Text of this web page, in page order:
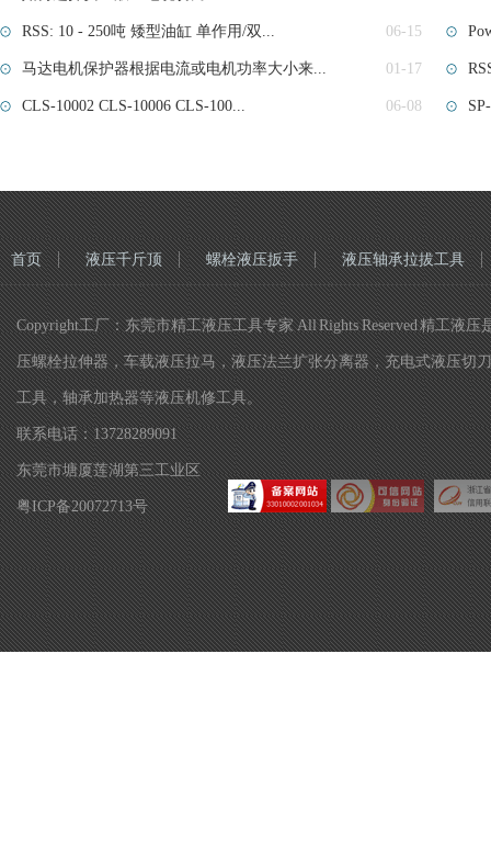
RSS: 10 - 250吨 矮型油缸 单作用/双... 06-15
马达电机保护器根据电流或电机功率大小来... 01-17
CLS-10002 CLS-10006 CLS-100... 06-08
首页 液压千斤顶 螺栓液压扳手 液压轴承拉拔工具
Copyright工厂：东莞市精工液压工具专家 All Rights Reserved 精工
压螺栓拉伸器，车载液压拉马，液压法兰扩张分离器，充电式液压切
工具，轴承加热器等液压机修工具。
联系电话：13728289091
东莞市塘厦莲湖第三工业区
粤ICP备20072713号